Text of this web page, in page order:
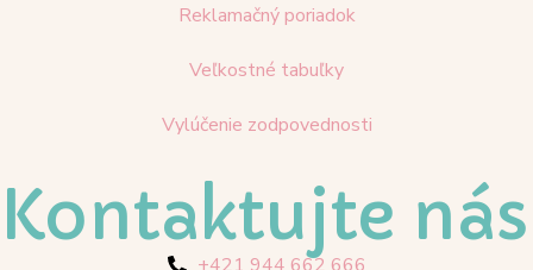
Reklamačný poriadok
Veľkostné tabuľky
Vylúčenie zodpovednosti
Kontaktujte nás
+421 944 662 666